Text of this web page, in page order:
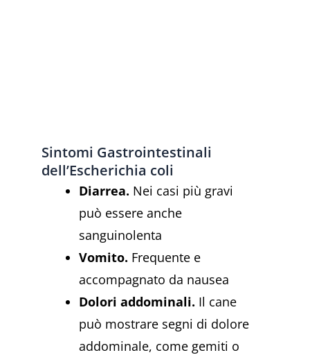
Sintomi Gastrointestinali
dell’Escherichia coli
Diarrea. Nei casi più gravi
può essere anche
sanguinolenta
Vomito. Frequente e
accompagnato da nausea
Dolori addominali. Il cane
può mostrare segni di dolore
addominale, come gemiti o